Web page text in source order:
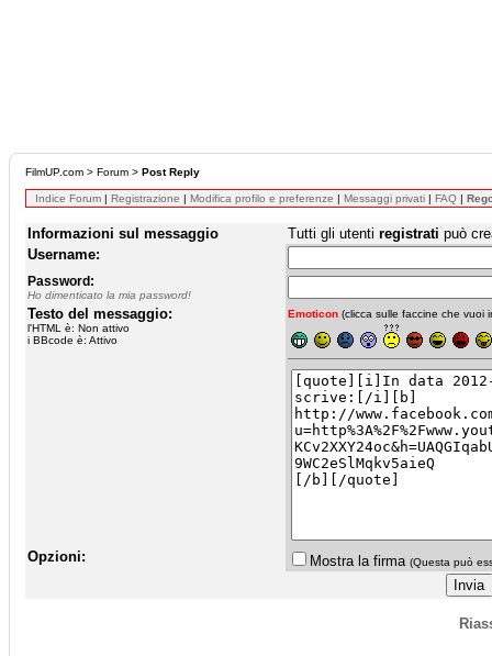
FilmUP.com > Forum > Post Reply
Indice Forum | Registrazione | Modifica profilo e preferenze | Messaggi privati | FAQ |
Informazioni sul messaggio Tutti gli utenti registrati può
Username:
Password:
Ho dimenticato la mia password!
Testo del messaggio:
l'HTML è: Non attivo
i BBcode è: Attivo
Emoticon (clicca sulle faccine che vuoi
Opzioni: Mostra la firma (Questa può